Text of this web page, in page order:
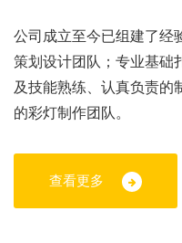
公司成立至今已组建了经
策划设计团队；专业基础
及技能熟练、认真负责的
的彩灯制作团队。
查看更多